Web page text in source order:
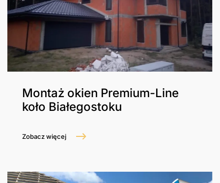
Montaż okien Premium-Line
koło Białegostoku
Zobacz więcej